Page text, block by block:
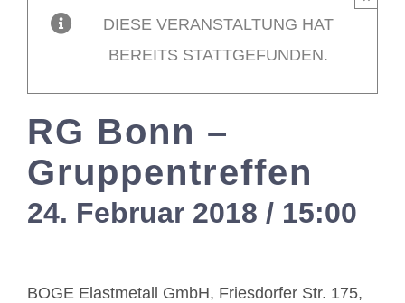
Mitglieder /
DIESE VERANSTALTUNG HAT
BEREITS STATTGEFUNDEN.
RG Bonn –
Gruppentreffen
24. Februar 2018 / 15:00
BOGE Elastmetall GmbH, Friesdorfer Str. 175,